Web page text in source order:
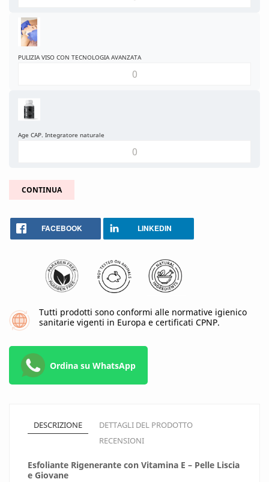
PULIZIA VISO CON TECNOLOGIA AVANZATA
Age CAP. Integratore naturale
CONTINUA
FACEBOOK LINKEDIN
Tutti prodotti sono conformi alle normative igienico
sanitarie vigenti in Europa e certificati CPNP.
Ordina su WhatsApp
DESCRIZIONE
DETTAGLI DEL PRODOTTO
RECENSIONI
Esfoliante Rigenerante con Vitamina E – Pelle Liscia
e Giovane